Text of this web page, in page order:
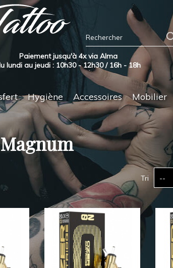
Paiement jusqu'à 4x via Alma
lundi au jeudi : 10h30 - 12h30 / 16h - 18h
Hygiène Accessoires Mobilier
Magnum
Tri --